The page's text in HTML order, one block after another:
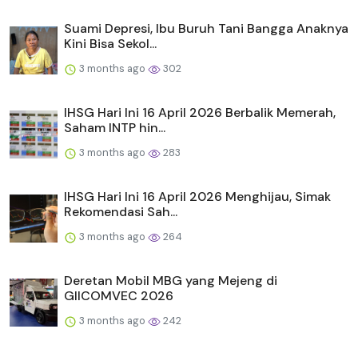
Suami Depresi, Ibu Buruh Tani Bangga Anaknya
Kini Bisa Sekol...
3 months ago 302
IHSG Hari Ini 16 April 2026 Berbalik Memerah,
Saham INTP hin...
3 months ago 283
IHSG Hari Ini 16 April 2026 Menghijau, Simak
Rekomendasi Sah...
3 months ago 264
Deretan Mobil MBG yang Mejeng di
GIICOMVEC 2026
3 months ago 242